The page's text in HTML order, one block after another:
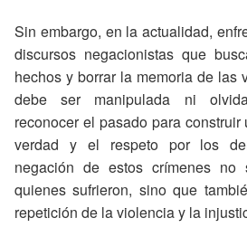
Sin embargo, en la actualidad,
discursos negacionistas que
hechos y borrar la memoria de las
debe ser manipulada ni
reconocer el pasado para
verdad y el respeto por los
negación de estos crímenes
quienes sufrieron, sino que
repetición de la violencia y la